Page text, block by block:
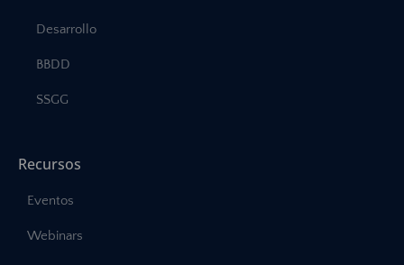
Desarrollo
BBDD
SSGG
Recursos
Eventos
Webinars